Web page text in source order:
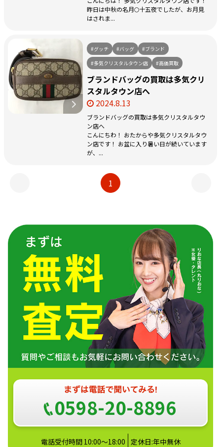
昨日は中秋の名月🌕十五夜でしたが、お月見
はされま...
#グッチ #バッグ
#ブランド
#多気クリスタルタウン店
#高価買取
ブランドバッグの買取は多気クリ
スタルタウン店へ
2024.8.13
ブランドバッグの買取は多気クリスタルタウ
ン店へ
こんにちわ！ おたからや多気クリスタルタウ
ン店です！ お盆に入り暑い日が続いています
が、...
1
0598-20-8896
電話受付時間 10:00～18:00 定休日:年中無休